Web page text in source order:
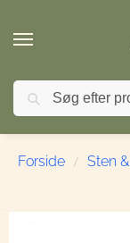
Forside / Sten